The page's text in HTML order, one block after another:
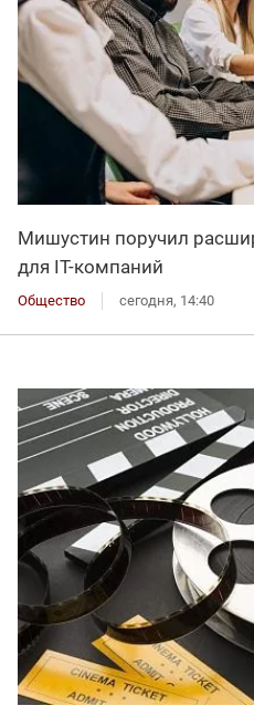
Мишустин поручил
для IT-компаний
Общество сегодня, 14:40